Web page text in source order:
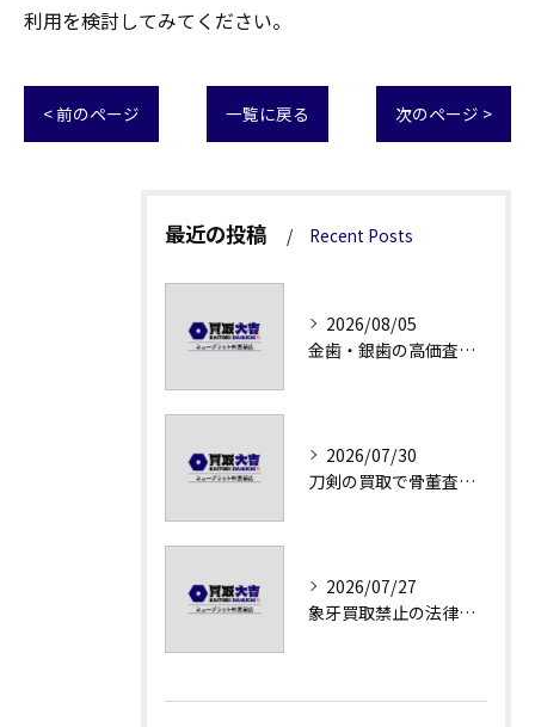
利用を検討してみてください。
< 前のページ 一覧に戻る 次のページ >
最近の投稿 Recent Posts
2026/08/05
金歯・銀歯の高価査定法徹底解説
2026/07/30
刀剣の買取で骨董査定の注意点
2026/07/27
象牙買取禁止の法律と背景解説